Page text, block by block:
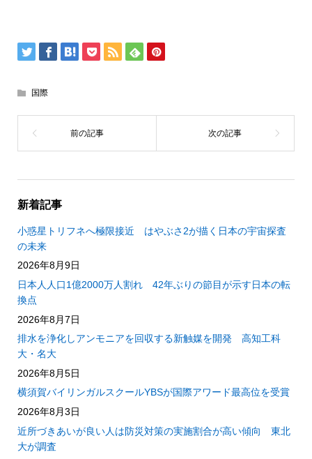
国際
新着記事
小惑星トリフネへ極限接近 はやぶさ2が描く日本の宇宙探査
の未来
2026年8月9日
日本人人口1億2000万人割れ 42年ぶりの節目が示す日本の転
換点
2026年8月7日
排水を浄化しアンモニアを回収する新触媒を開発 高知工科
大・名大
2026年8月5日
横須賀バイリンガルスクールYBSが国際アワード最高位を受賞
2026年8月3日
近所づきあいが良い人は防災対策の実施割合が高い傾向 東北
大が調査